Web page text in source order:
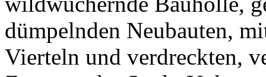
dümpelnden Neubauten,
Vierteln und verdreckten,